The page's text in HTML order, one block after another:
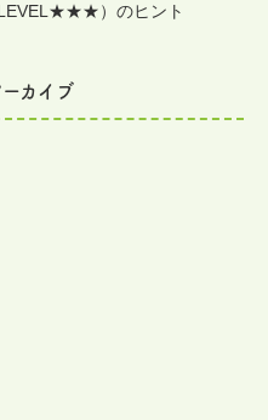
）のヒント
ーカイブ